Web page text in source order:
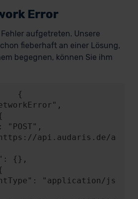
Error
aufgetreten. Unsere
fieberhaft an einer Lösung,
begegnen, können Sie ihm